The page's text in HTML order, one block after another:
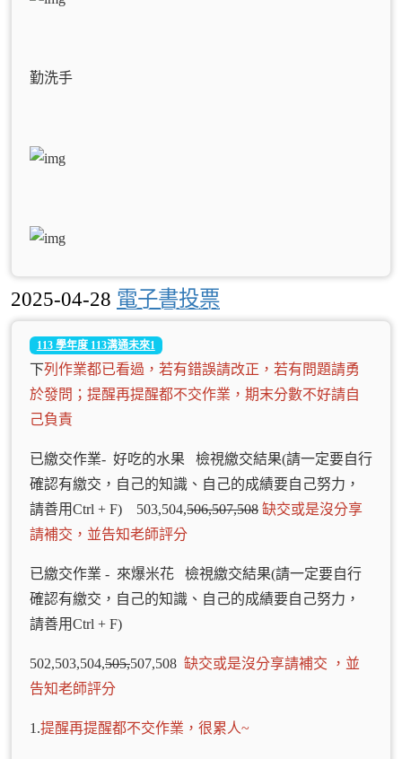
勤洗手
2025-04-28 電子書投票
113 學年度 113溝通未來1
下列作業都已看過，若有錯誤請改正，若有問題請勇
於發問；提醒再提醒都不交作業，期末分數不好請自
己負責
已繳交作業- 好吃的水果 檢視繳交結果(請一定要自行
確認有繳交，自己的知識、自己的成績要自己努力，
請善用Ctrl + F) 503,504,506,507,508 缺交或是沒分享
請補交，並告知老師評分
已繳交作業 - 來爆米花 檢視繳交結果(請一定要自行
確認有繳交，自己的知識、自己的成績要自己努力，
請善用Ctrl + F)
502,503,504,505,507,508 缺交或是沒分享請補交 ，並
告知老師評分
1.提醒再提醒都不交作業，很累人~